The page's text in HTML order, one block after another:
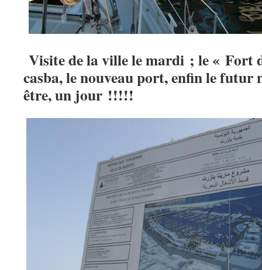
Visite de la ville le mardi ; le « Fort
casba, le nouveau port, enfin le futur
être, un jour !!!!!